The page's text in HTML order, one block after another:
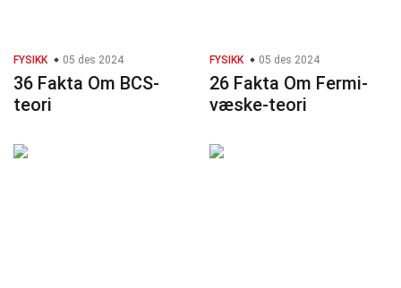
FYSIKK 05 des 2024
36 Fakta Om BCS-
teori
FYSIKK 05 des 2024
26 Fakta Om Fermi-
væske-teori